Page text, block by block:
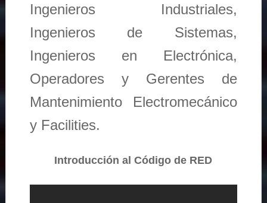
Ingenieros Industriales,
Ingenieros de Sistemas,
Ingenieros en Electrónica,
Operadores y Gerentes de
Mantenimiento Electromecánico
y Facilities.
Introducción al Código de RED